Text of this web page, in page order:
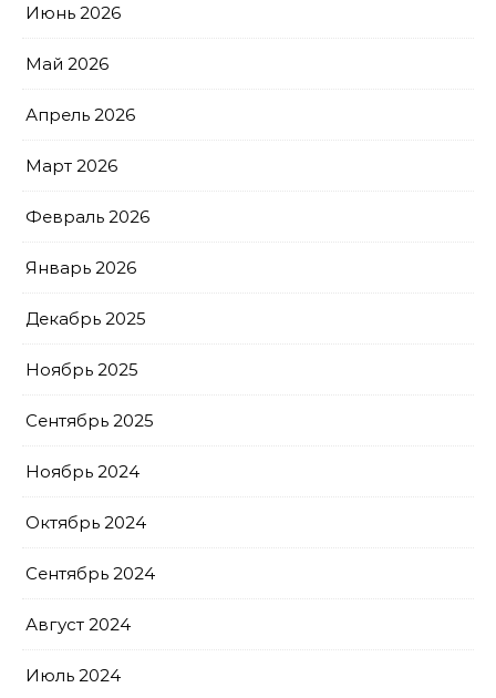
Июнь 2026
Май 2026
Апрель 2026
Март 2026
Февраль 2026
Январь 2026
Декабрь 2025
Ноябрь 2025
Сентябрь 2025
Ноябрь 2024
Октябрь 2024
Сентябрь 2024
Август 2024
Июль 2024